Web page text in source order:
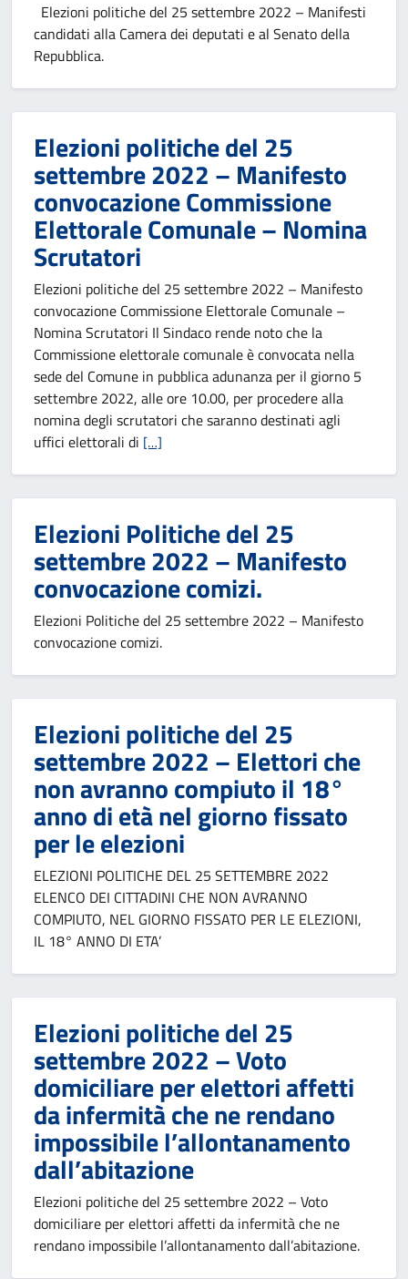
Elezioni politiche del 25 settembre 2022 – Manifesti
candidati alla Camera dei deputati e al Senato della
Repubblica.
Elezioni politiche del 25
settembre 2022 – Manifesto
convocazione Commissione
Elettorale Comunale – Nomina
Scrutatori
Elezioni politiche del 25 settembre 2022 – Manifesto
convocazione Commissione Elettorale Comunale –
Nomina Scrutatori Il Sindaco rende noto che la
Commissione elettorale comunale è convocata nella
sede del Comune in pubblica adunanza per il giorno 5
settembre 2022, alle ore 10.00, per procedere alla
nomina degli scrutatori che saranno destinati agli
uffici elettorali di […]
Elezioni Politiche del 25
settembre 2022 – Manifesto
convocazione comizi.
Elezioni Politiche del 25 settembre 2022 – Manifesto
convocazione comizi.
Elezioni politiche del 25
settembre 2022 – Elettori che
non avranno compiuto il 18°
anno di età nel giorno fissato
per le elezioni
ELEZIONI POLITICHE DEL 25 SETTEMBRE 2022
ELENCO DEI CITTADINI CHE NON AVRANNO
COMPIUTO, NEL GIORNO FISSATO PER LE ELEZIONI,
IL 18° ANNO DI ETA’
Elezioni politiche del 25
settembre 2022 – Voto
domiciliare per elettori affetti
da infermità che ne rendano
impossibile l’allontanamento
dall’abitazione
Elezioni politiche del 25 settembre 2022 – Voto
domiciliare per elettori affetti da infermità che ne
rendano impossibile l’allontanamento dall’abitazione.